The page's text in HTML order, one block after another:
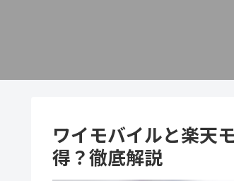
ワイモバイルと楽天
得？徹底解説